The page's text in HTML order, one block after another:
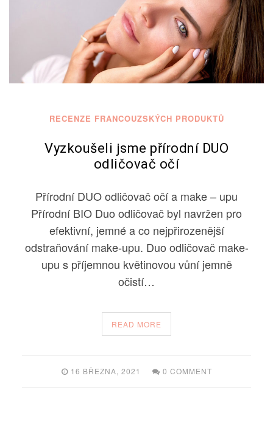
RECENZE FRANCOUZSKÝCH PRODUKTŮ
Vyzkoušeli jsme přírodní DUO
odličovač očí
Přírodní DUO odličovač očí a make – upu
Přírodní BIO Duo odličovač byl navržen pro
efektivní, jemné a co nejpřirozenější
odstraňování make-upu. Duo odličovač make-
upu s příjemnou květinovou vůní jemně
očistí…
READ MORE
16 BŘEZNA, 2021 0 COMMENT